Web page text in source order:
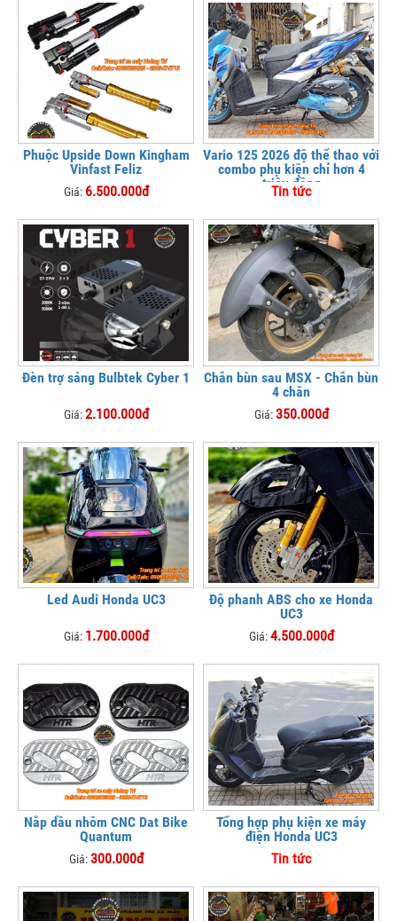
Phuộc Upside Down Kingham
Vinfast Feliz
Giá: 6.500.000đ
Vario 125 2026 độ thể thao với
combo phụ kiện chỉ hơn 4
triệu đồng
Tin tức
Đèn trợ sáng Bulbtek Cyber 1
Giá:2.100.000đ
Chắn bùn sau MSX - Chắn bùn
4 chân
Giá:350.000đ
Led Audi Honda UC3
Giá: 1.700.000đ
Độ phanh ABS cho xe Honda
UC3
Giá:4.500.000đ
Nắp dầu nhôm CNC Dat Bike
Quantum
Giá:300.000đ
Tổng hợp phụ kiện xe máy
điện Honda UC3
Tin tức